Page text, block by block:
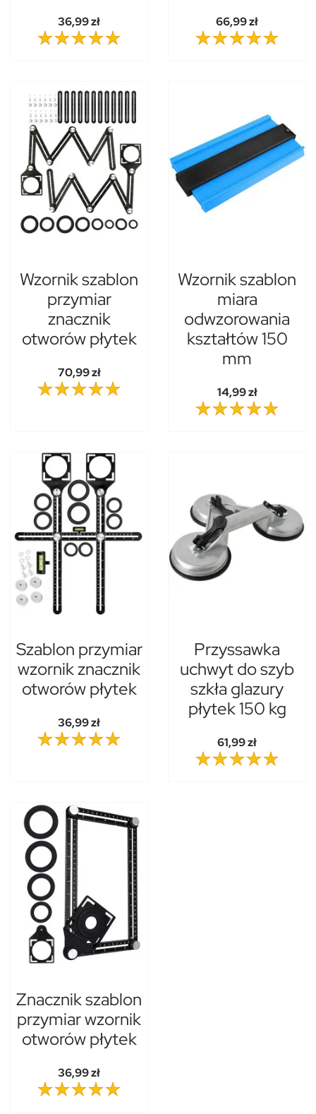
36,99 zł 66,99 zł
Wzornik szablon
przymiar
znacznik
otworów płytek
70,99 zł
Wzornik szablon
miara
odwzorowania
kształtów 150
mm
14,99 zł
Szablon przymiar
wzornik znacznik
otworów płytek
36,99 zł
Przyssawka
uchwyt do szyb
szkła glazury
płytek 150 kg
61,99 zł
Znacznik szablon
przymiar wzornik
otworów płytek
36,99 zł